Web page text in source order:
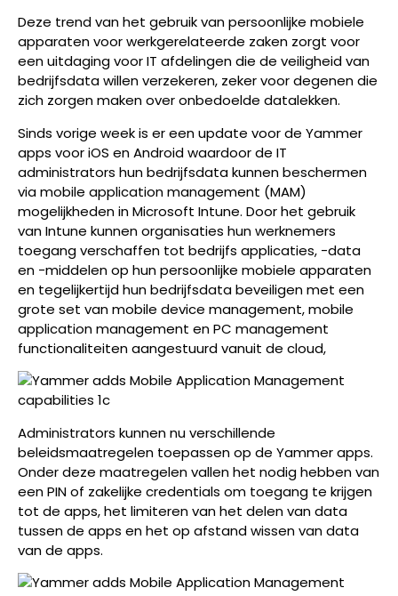
Deze trend van het gebruik van persoonlijke mobiele
apparaten voor werkgerelateerde zaken zorgt voor
een uitdaging voor IT afdelingen die de veiligheid van
bedrijfsdata willen verzekeren, zeker voor degenen die
zich zorgen maken over onbedoelde datalekken.
Sinds vorige week is er een update voor de Yammer
apps voor iOS en Android waardoor de IT
administrators hun bedrijfsdata kunnen beschermen
via mobile application management (MAM)
mogelijkheden in Microsoft Intune. Door het gebruik
van Intune kunnen organisaties hun werknemers
toegang verschaffen tot bedrijfs applicaties, -data
en -middelen op hun persoonlijke mobiele apparaten
en tegelijkertijd hun bedrijfsdata beveiligen met een
grote set van mobile device management, mobile
application management en PC management
functionaliteiten aangestuurd vanuit de cloud,
Administrators kunnen nu verschillende
beleidsmaatregelen toepassen op de Yammer apps.
Onder deze maatregelen vallen het nodig hebben van
een PIN of zakelijke credentials om toegang te krijgen
tot de apps, het limiteren van het delen van data
tussen de apps en het op afstand wissen van data
van de apps.